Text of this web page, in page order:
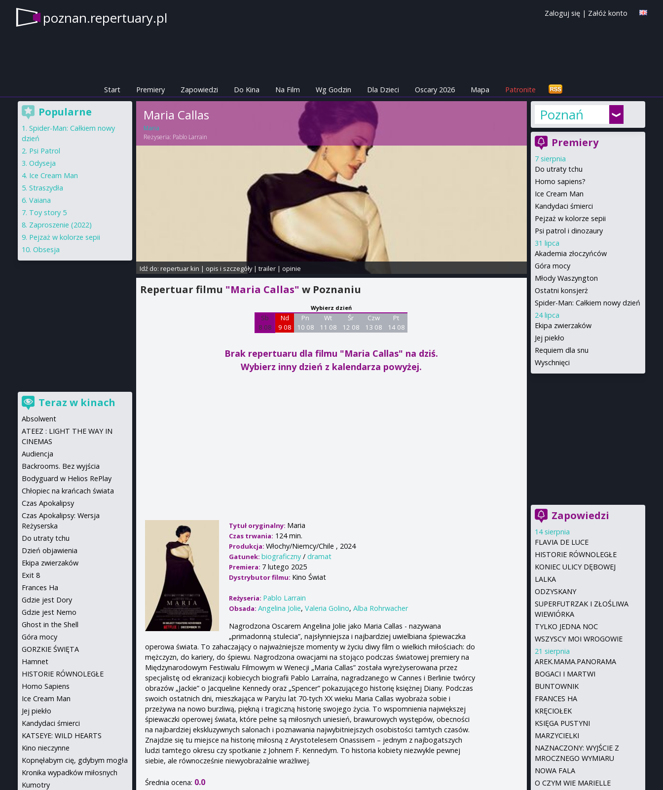
poznan.repertuary.pl Zaloguj się | Załóż konto
Start Premiery Zapowiedzi Do Kina Na Film Wg Godzin Dla Dzieci Oscary 2026 Mapa Patronite
Maria Callas
Maria
Reżyseria: Pablo Larrain
Idź do: repertuar kin | opis i szczegóły| trailer| opinie
Repertuar filmu "Maria Callas"w Poznaniu
Wybierz dzień
Sb
8 08
Nd
9 08
Pn
10 08
Wt
11 08
Śr
12 08
Czw
13 08
Pt
14 08
Brak repertuaru dla filmu "Maria Callas" na dziś.
Wybierz inny dzień z kalendarza powyżej.
Tytuł oryginalny: Maria
Czas trwania: 124 min.
Produkcja:Włochy/Niemcy/Chile , 2024
Gatunek:biograficzny /dramat
Premiera: 7 lutego 2025
Dystrybutor filmu: Kino Świat
Reżyseria: Pablo Larrain
Obsada:Angelina Jolie,Valeria Golino,Alba Rohrwacher
Nagrodzona Oscarem Angelina Jolie jako Maria Callas - nazywana
„primadonną stulecia”, najsłynniejsza i najbardziej uwielbiana śpiewaczka
operowa świata. To zahaczający o najważniejsze momenty w życiu diwy film o wielkich miłościach: do
mężczyzn, do kariery, do śpiewu. Nagrodzona owacjami na stojąco podczas światowej premiery na
Międzynarodowym Festiwalu Filmowym w Wenecji „Maria Callas” została wyreżyserowana przez
specjalistę od ekranizacji kobiecych biografii Pablo Larraína, nagradzanego w Cannes i Berlinie twórcy
obrazów „Jackie” o Jacqueline Kennedy oraz „Spencer” pokazującego historię księżnej Diany. Podczas
swoich ostatnich dni, mieszkająca w Paryżu lat 70-tych XX wieku Maria Callas wyobraża sobie i
przeżywa na nowo burzliwą, piękną i tragiczną historię swojego życia. To wspomnienia największej
śpiewaczki operowej świata, które pełne są miłosnych uniesień, brawurowych występów, obecności
na najbardziej ekskluzywnych salonach i poznawania najwybitniejszych osobistości tamtych czasów.
Znajdzie się tu miejsce na historię miłosną z Arystotelesem Onassisem – jednym z najbogatszych
ludzi tamtego okresu czy spotkanie z Johnem F. Kennedym. To historia kobiety niezwykle pewnej
siebie, ale równocześnie niewyobrażalnie wrażliwej.
Średnia ocena: 0.0
Poznań
Premiery
7 sierpnia
Do utraty tchu
Homo sapiens?
Ice Cream Man
Kandydaci śmierci
Pejzaż w kolorze sepii
Psi patrol i dinozaury
31 lipca
Akademia złoczyńców
Góra mocy
Młody Waszyngton
Ostatni konsjerż
Spider-Man: Całkiem nowy dzień
24 lipca
Ekipa zwierzaków
Jej piekło
Requiem dla snu
Wyschnięci
Zapowiedzi
14 sierpnia
FLAVIA DE LUCE
HISTORIE RÓWNOLEGŁE
KONIEC ULICY DĘBOWEJ
LALKA
ODZYSKANY
SUPERFUTRZAK I ZŁOŚLIWA
WIEWIÓRKA
TYLKO JEDNA NOC
WSZYSCY MOI WROGOWIE
21 sierpnia
AREK.MAMA.PANORAMA
BOGACI I MARTWI
BUNTOWNIK
FRANCES HA
KRĘCIOŁEK
KSIĘGA PUSTYNI
MARZYCIELKI
NAZNACZONY: WYJŚCIE Z
MROCZNEGO WYMIARU
NOWA FALA
O CZYM WIE MARIELLE
Popularne
Spider-Man: Całkiem nowy
dzień
Psi Patrol
Odyseja
Ice Cream Man
Straszydła
Vaiana
Toy story 5
Zaproszenie (2022)
Pejzaż w kolorze sepii
Obsesja
Teraz w kinach
Absolwent
ATEEZ : LIGHT THE WAY IN
CINEMAS
Audiencja
Backrooms. Bez wyjścia
Bodyguard w Helios RePlay
Chłopiec na krańcach świata
Czas Apokalipsy
Czas Apokalipsy: Wersja
Reżyserska
Do utraty tchu
Dzień objawienia
Ekipa zwierzaków
Exit 8
Frances Ha
Gdzie jest Dory
Gdzie jest Nemo
Ghost in the Shell
Góra mocy
GORZKIE ŚWIĘTA
Hamnet
HISTORIE RÓWNOLEGŁE
Homo Sapiens
Ice Cream Man
Jej piekło
Kandydaci śmierci
KATSEYE: WILD HEARTS
Kino nieczynne
Kopnęłabym cię, gdybym mogła
Kronika wypadków miłosnych
Kumotry